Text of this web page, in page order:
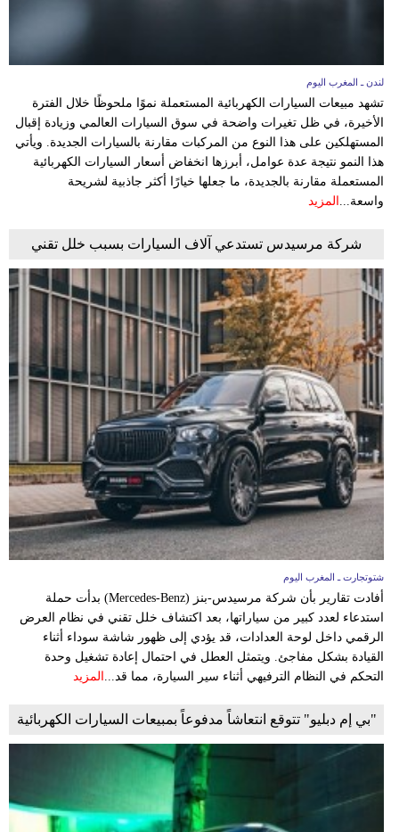
لندن ـ المغرب اليوم
تشهد مبيعات السيارات الكهربائية المستعملة نموًا ملحوظًا خلال الفترة
الأخيرة، في ظل تغيرات واضحة في سوق السيارات العالمي وزيادة إقبال
المستهلكين على هذا النوع من المركبات مقارنة بالسيارات الجديدة. ويأتي
هذا النمو نتيجة عدة عوامل، أبرزها انخفاض أسعار السيارات الكهربائية
المستعملة مقارنة بالجديدة، ما جعلها خيارًا أكثر جاذبية لشريحة
واسعة...
المزيد
شركة مرسيدس تستدعي آلاف السيارات بسبب خلل تقني
شتوتجارت ـ المغرب اليوم
أفادت تقارير بأن شركة مرسيدس-بنز (Mercedes-Benz) بدأت حملة
استدعاء لعدد كبير من سياراتها، بعد اكتشاف خلل تقني في نظام العرض
الرقمي داخل لوحة العدادات، قد يؤدي إلى ظهور شاشة سوداء أثناء
القيادة بشكل مفاجئ. ويتمثل العطل في احتمال إعادة تشغيل وحدة
التحكم في النظام الترفيهي أثناء سير السيارة، مما قد... المزيد
"بي إم دبليو" تتوقع انتعاشاً مدفوعاً بمبيعات السيارات الكهربائية